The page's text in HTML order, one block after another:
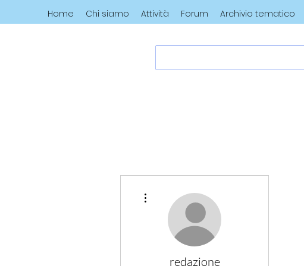
Home Chi siamo Attività Forum Archivio tematico
redazione